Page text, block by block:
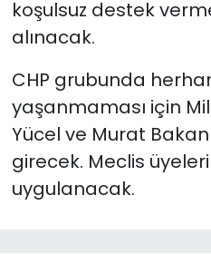
koşulsuz destek
alınacak.
CHP grubunda
yaşanmaması için
Yücel ve Murat
girecek. Meclis
uygulanacak.